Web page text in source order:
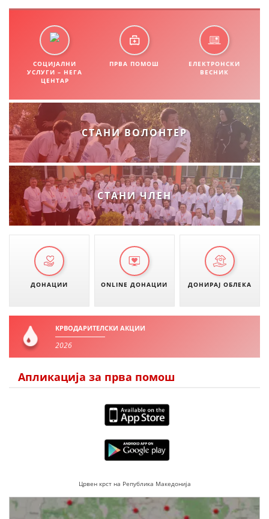
СОЦИЈАЛНИ
УСЛУГИ – НЕГА
ЦЕНТАР
ПРВА ПОМОШ
ЕЛЕКТРОНСКИ
ВЕСНИК
СТАНИ ВОЛОНТЕР
СТАНИ ЧЛЕН
ДОНАЦИИ ONLINE ДОНАЦИИ ДОНИРАЈ ОБЛЕКА
КРВОДАРИТЕЛСКИ АКЦИИ
2026
Апликација за прва помош
Црвен крст на Република Македонија